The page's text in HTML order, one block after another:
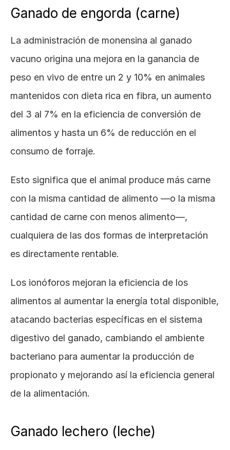
Ganado de engorda (carne)
La administración de monensina al ganado
vacuno origina una mejora en la ganancia de
peso en vivo de entre un 2 y 10% en animales
mantenidos con dieta rica en fibra, un aumento
del 3 al 7% en la eficiencia de conversión de
alimentos y hasta un 6% de reducción en el
consumo de forraje.
Esto significa que el animal produce más carne
con la misma cantidad de alimento —o la misma
cantidad de carne con menos alimento—,
cualquiera de las dos formas de interpretación
es directamente rentable.
Los ionóforos mejoran la eficiencia de los
alimentos al aumentar la energía total disponible,
atacando bacterias específicas en el sistema
digestivo del ganado, cambiando el ambiente
bacteriano para aumentar la producción de
propionato y mejorando así la eficiencia general
de la alimentación.
Ganado lechero (leche)